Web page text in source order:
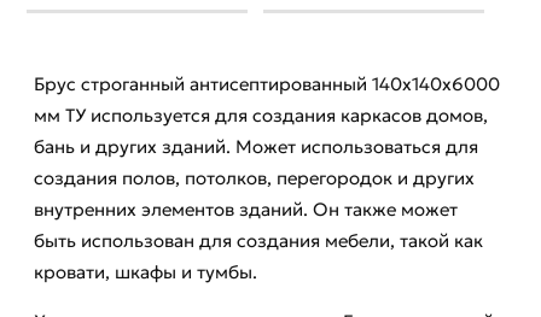
Брус строганный антисептированный 140х140х6000
мм ТУ используется для создания каркасов домов,
бань и других зданий. Может использоваться для
создания полов, потолков, перегородок и других
внутренних элементов зданий. Он также может
быть использован для создания мебели, такой как
кровати, шкафы и тумбы.